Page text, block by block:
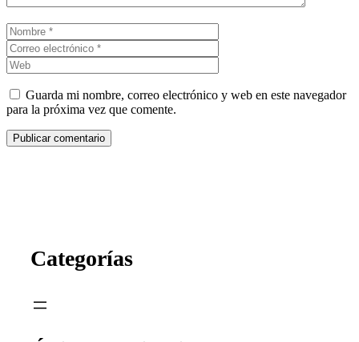
Nombre
electrónico
Guarda mi nombre, correo electrónico y web en este navegador
para la próxima vez que comente.
Categorías